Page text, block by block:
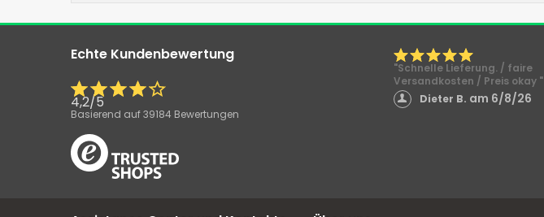
Echte Kundenbewertung
4,2/5
Basierend auf39184 Bewertungen
"Schnelle Lieferung. / faire
Versandkosten / Preis okay "
Dieter B. am 6/8/26